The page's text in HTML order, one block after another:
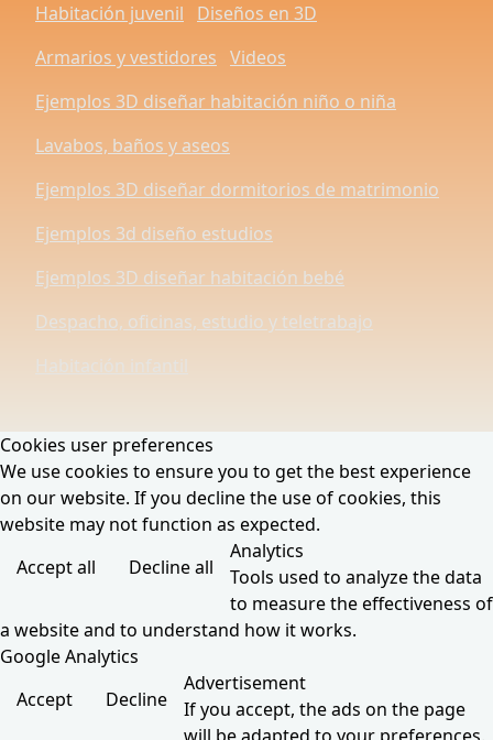
Habitación juvenil
Diseños en 3D
Armarios y vestidores Videos
Ejemplos 3D diseñar habitación niño o niña
Lavabos, baños y aseos
Ejemplos 3D diseñar dormitorios de matrimonio
Ejemplos 3d diseño estudios
Ejemplos 3D diseñar habitación bebé
Despacho, oficinas, estudio y teletrabajo
Habitación infantil
Cookies user preferences
We use cookies to ensure you to get the best experience
on our website. If you decline the use of cookies, this
website may not function as expected.
Accept all
Decline all
Analytics
Tools used to analyze the data
to measure the effectiveness of
a website and to understand how it works.
Google Analytics
Accept
Decline
Advertisement
If you accept, the ads on the page